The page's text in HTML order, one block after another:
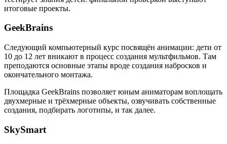
итоговые проекты.
GeekBrains
Следующий компьютерный курс посвящён анимации: дети от
10 до 12 лет вникают в процесс создания мультфильмов. Там
преподаются основные этапы вроде создания набросков и
окончательного монтажа.
Площадка GeekBrains позволяет юным аниматорам воплощать
двухмерные и трёхмерные объекты, озвучивать собственные
создания, подбирать логотипы, и так далее.
SkySmart